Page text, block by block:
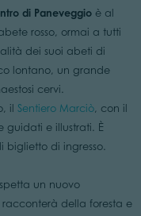
di Paneveggio è al
rosso, ormai a tutti
dei suoi abeti di
lontano, un grande
cervi.
il Sentiero Marciò, con il
guidati e illustrati. È
biglietto di ingresso.
un nuovo
racconterà della foresta e